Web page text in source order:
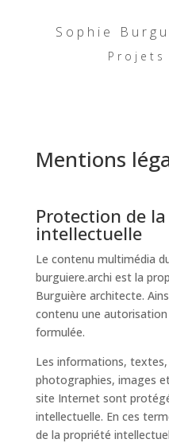
Sophie
Projets
Mentions
Protection de
intellectuelle
Le contenu multimédia
burguiere.archi est la
Burguière architecte.
contenu une
formulée.
Les informations,
photographies, images
site Internet sont
intellectuelle. En ces
de la propriété